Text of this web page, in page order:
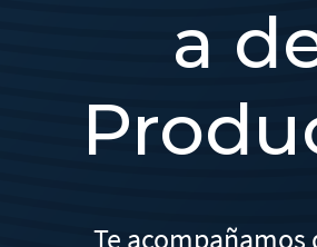
a
Te acompañamos